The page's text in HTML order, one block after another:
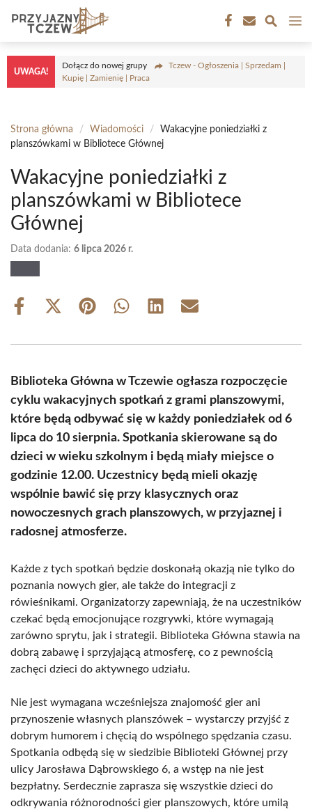
treści
UWAGA!
Dołącz do nowej grupy
Tczew - Ogłoszenia | Sprzedam |
Kupię | Zamienię | Praca
Strona główna / Wiadomości /
Wakacyjne poniedziałki z
planszówkami w Bibliotece Głównej
Wakacyjne poniedziałki z
planszówkami w Bibliotece
Głównej
Data dodania: 6 lipca 2026 r.
Share
Share
(Twitter)
Share Share Share Share
Biblioteka Główna w Tczewie ogłasza rozpoczęcie
cyklu wakacyjnych spotkań z grami planszowymi,
które będą odbywać się w każdy poniedziałek od 6
lipca do 10 sierpnia. Spotkania skierowane są do
dzieci w wieku szkolnym i będą miały miejsce o
godzinie 12.00. Uczestnicy będą mieli okazję
wspólnie bawić się przy klasycznych oraz
nowoczesnych grach planszowych, w przyjaznej i
radosnej atmosferze.
Każde z tych spotkań będzie doskonałą okazją nie tylko do
poznania nowych gier, ale także do integracji z
rówieśnikami. Organizatorzy zapewniają, że na uczestników
czekać będą emocjonujące rozgrywki, które wymagają
zarówno sprytu, jak i strategii. Biblioteka Główna stawia na
dobrą zabawę i sprzyjającą atmosferę, co z pewnością
zachęci dzieci do aktywnego udziału.
Nie jest wymagana wcześniejsza znajomość gier ani
przynoszenie własnych planszówek – wystarczy przyjść z
dobrym humorem i chęcią do wspólnego spędzania czasu.
Spotkania odbędą się w siedzibie Biblioteki Głównej przy
ulicy Jarosława Dąbrowskiego 6, a wstęp na nie jest
bezpłatny. Serdecznie zaprasza się wszystkie dzieci do
odkrywania różnorodności gier planszowych, które umilą